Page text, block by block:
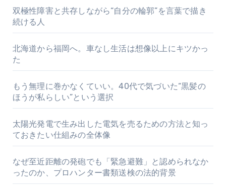
双極性障害と共存しながら“自分の輪郭”を言葉で描き
続ける人
北海道から福岡へ。車なし生活は想像以上にキツかっ
た
もう無理に巻かなくていい。40代で気づいた“黒髪の
ほうが私らしい”という選択
太陽光発電で生み出した電気を売るための方法と知っ
ておきたい仕組みの全体像
なぜ至近距離の発砲でも「緊急避難」と認められなか
ったのか、プロハンター書類送検の法的背景